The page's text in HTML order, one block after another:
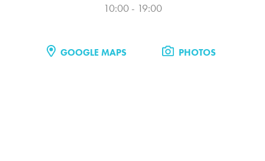
10:00 - 19:00
GOOGLE MAPS PHOTOS